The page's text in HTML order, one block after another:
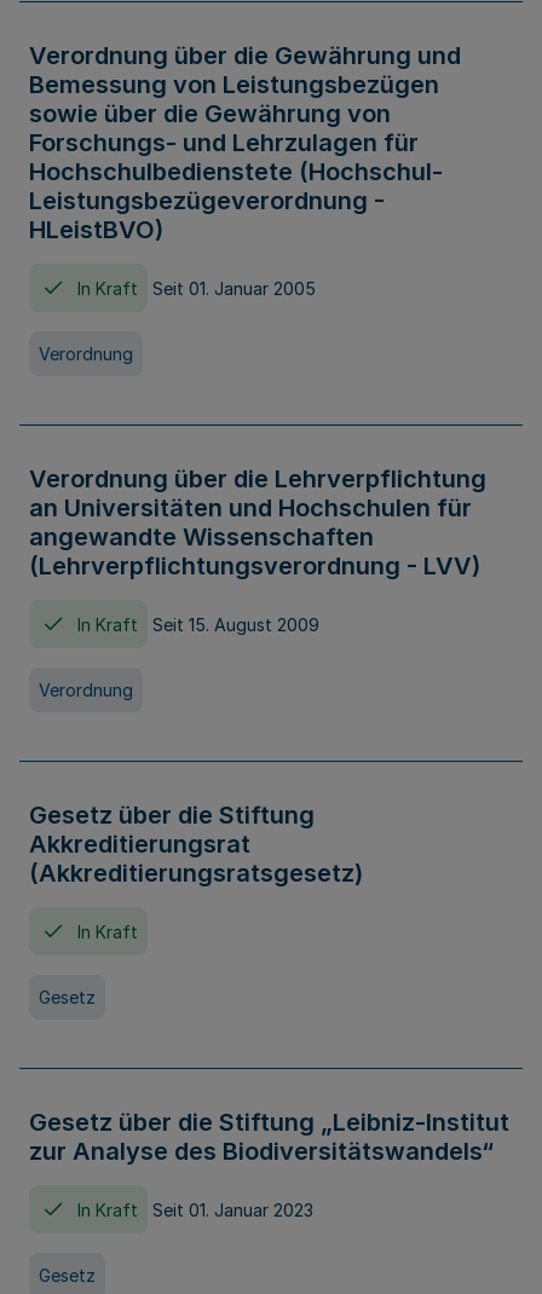
Verordnung über die Gewährung und
Bemessung von Leistungsbezügen
sowie über die Gewährung von
Forschungs- und Lehrzulagen für
Hochschulbedienstete (Hochschul-
Leistungsbezügeverordnung -
HLeistBVO)
In Kraft Seit 01. Januar 2005
Verordnung
Verordnung über die Lehrverpflichtung
an Universitäten und Hochschulen für
angewandte Wissenschaften
(Lehrverpflichtungsverordnung - LVV)
In Kraft Seit 15. August 2009
Verordnung
Gesetz über die Stiftung
Akkreditierungsrat
(Akkreditierungsratsgesetz)
In Kraft
Gesetz
Gesetz über die Stiftung „Leibniz-Institut
zur Analyse des Biodiversitätswandels“
In Kraft Seit 01. Januar 2023
Gesetz